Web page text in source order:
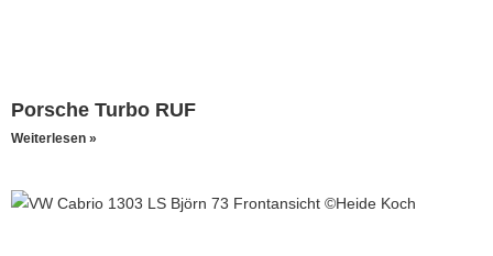
Porsche Turbo RUF
Weiterlesen »